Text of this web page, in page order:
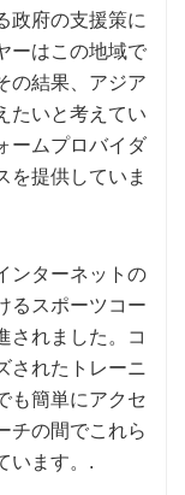
政府の支援策に
ーはこの地域で
の結果、アジア
たいと考えてい
ームプロバイダ
を提供していま
ンターネットの
るスポーツコー
されました。コ
されたトレーニ
も簡単にアクセ
チの間でこれら
います。.